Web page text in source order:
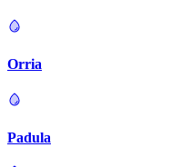
Orria
Padula